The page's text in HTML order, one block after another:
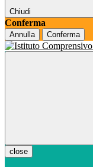
Chiudi
Conferma
Annulla Conferma
close